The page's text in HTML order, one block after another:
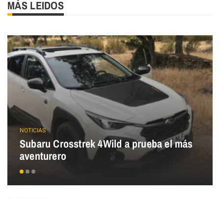
MÁS LEIDOS
NOTICIAS
Subaru Crosstrek 4Wild a prueba el más
aventurero